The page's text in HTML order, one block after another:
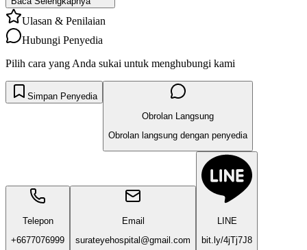
Ulasan & Penilaian
Hubungi Penyedia
Pilih cara yang Anda sukai untuk menghubungi kami
Simpan Penyedia
Obrolan Langsung
Obrolan langsung dengan penyedia
Telepon
+6677076999
Email
surateyehospital@gmail.com
LINE
bit.ly/4jTj7J8